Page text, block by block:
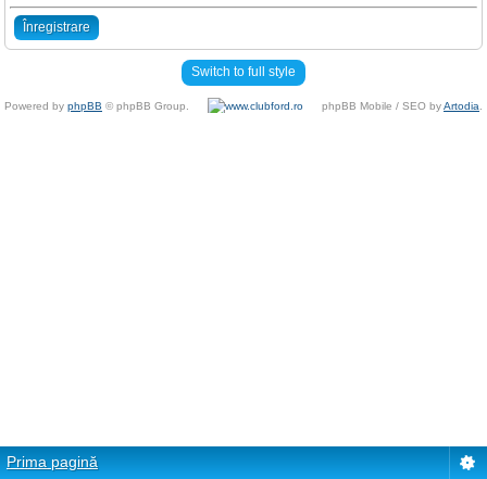
Înregistrare
Switch to full style
Powered by phpBB © phpBB Group. phpBB Mobile / SEO byArtodia
Prima pagină